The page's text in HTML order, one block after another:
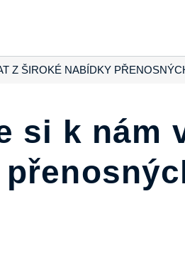
Z ŠIROKÉ NABÍDKY
si k nám